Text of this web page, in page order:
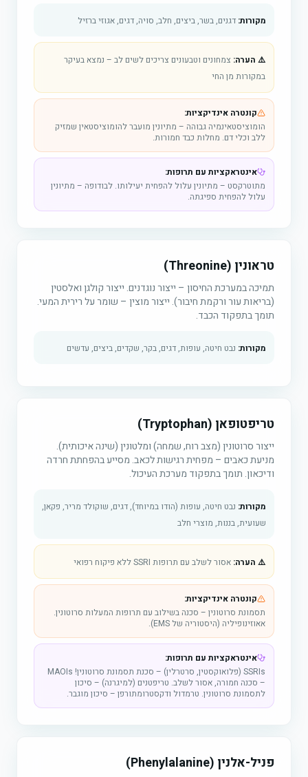
מקורות: דגנים, בשר, ביצים, חלב, סויה, דגים, אגוזי ברזיל
⚠️ הערה: צמחונים וטבעונים צריכים לשים לב – נמצא בעיקר
במקורות מן החי
קונטרה אינדיקציות:
הומוציסטאינמיה גבוהה – מתיונין מועבר להומוציסטאין שמזיק
ללב וכלי דם. מחלות כבד חמורות.
אינטראקציות עם תרופות:
מתוטרקסט – מתיונין עלול להפחית יעילותו. לבודופה – מתיונין
עלול להפחית ספיגתה.
טראונין (Threonine)
תמיכה במערכת החיסון – ייצור נוגדנים. ייצור קולגן ואלסטין
(בריאות עור ורקמת חיבור). ייצור מוצין – שומר על רירית המעי.
תומך בתפקוד הכבד.
מקורות: נבט חיטה, עופות, דגים, בקר, שקדים, ביצים, עדשים
טריפטופאן (Tryptophan)
ייצור סרוטונין (מצב רוח, שמחה) ומלטונין (שינה איכותית).
מניעת כאבים – מפחית רגישות לכאב. מסייע בהפחתת חרדה
ודיכאון. תומך בתפקוד מערכת העיכול.
מקורות: נבט חיטה, עופות (הודו במיוחד), דגים, שוקולד מריר, פקאן,
שעועית, בננות, מוצרי חלב
⚠️ הערה: אסור לשלב עם תרופות SSRI ללא פיקוח רפואי
קונטרה אינדיקציות:
תסמונת סרוטונין – סכנה בשילוב עם תרופות המעלות סרוטונין.
אאוזינופיליה (היסטוריה של EMS).
אינטראקציות עם תרופות:
SSRIs (פלואוקסטין, סרטרלין) – סכנת תסמונת סרוטונין! MAOIs
– סכנה חמורה, אסור לשלב. טריפטנים (למיגרנה) – סיכון
לתסמונת סרוטונין. טרמדול ודקסטרומתורפן – סיכון מוגבר.
פניל-אלנין (Phenylalanine)